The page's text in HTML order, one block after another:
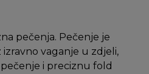
pečenja. Pečenje je
vaganje u zdjeli,
i preciznu fold